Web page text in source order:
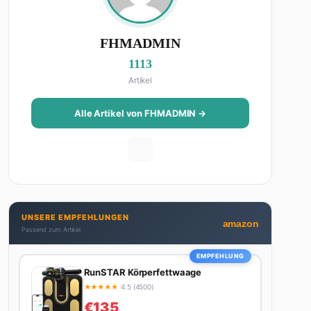
FHMADMIN
1113
Artikel
Alle Artikel von FHMADMIN →
UNSERE EMPFEHLUNGEN
Passend zum Artikel
amazon
EMPFEHLUNG
RunSTAR Körperfettwaage
★★★★★ 4.5 (4500)
€135